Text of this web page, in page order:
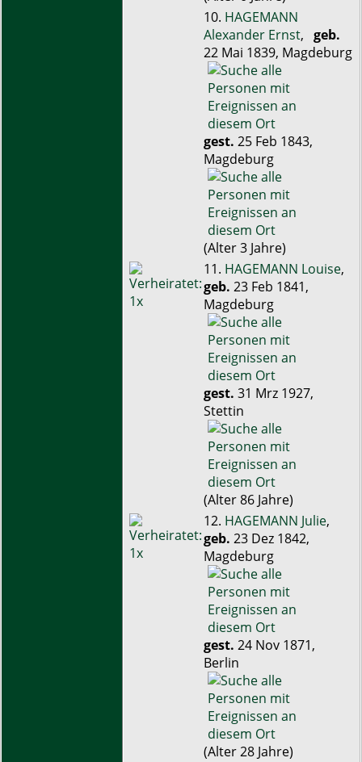
10. HAGEMANN
Alexander Ernst, geb.
22 Mai 1839, Magdeburg
gest. 25 Feb 1843,
Magdeburg
(Alter 3 Jahre)
11. HAGEMANN Louise,
geb. 23 Feb 1841,
Magdeburg
gest. 31 Mrz 1927,
Stettin
(Alter 86 Jahre)
12. HAGEMANN Julie,
geb. 23 Dez 1842,
Magdeburg
gest. 24 Nov 1871,
Berlin
(Alter 28 Jahre)